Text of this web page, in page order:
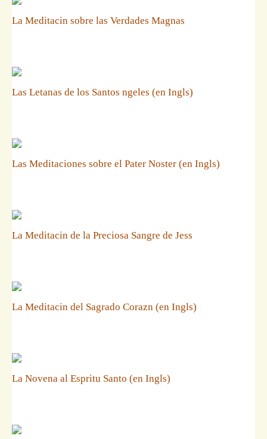
La Meditacin sobre las Verdades Magnas
Las Letanas de los Santos ngeles (en Ingls)
Las Meditaciones sobre el Pater Noster (en Ingls)
La Meditacin de la Preciosa Sangre de Jess
La Meditacin del Sagrado Corazn (en Ingls)
La Novena al Espritu Santo (en Ingls)